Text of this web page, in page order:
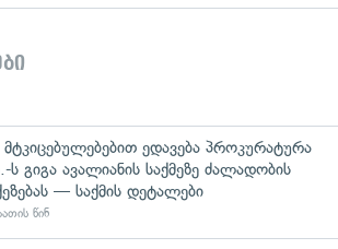
ედავება პროკურატურა
ს გიგა ავალიანის საქმეზე ძალადობის
— საქმის დეტალები
წინ